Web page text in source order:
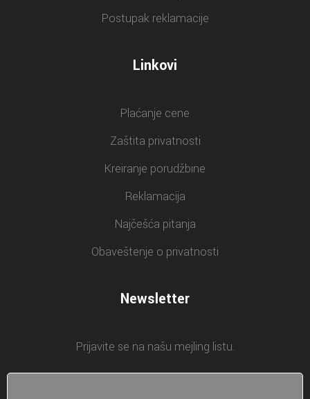
Postupak reklamacije
Linkovi
Plaćanje cene
Zaštita privatnosti
Kreiranje porudžbine
Reklamacija
Najčešća pitanja
Obaveštenje o privatnosti
Newsletter
Prijavite se na našu mejling listu.